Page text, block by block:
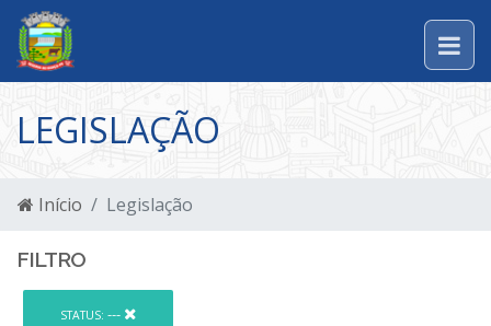
LEGISLAÇÃO
Início Legislação
FILTRO
STATUS: ---